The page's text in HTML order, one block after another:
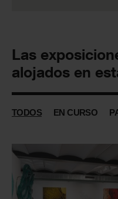
Las
alojados en
TODOS EN CURSO